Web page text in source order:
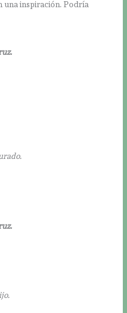
una inspiración. Podría